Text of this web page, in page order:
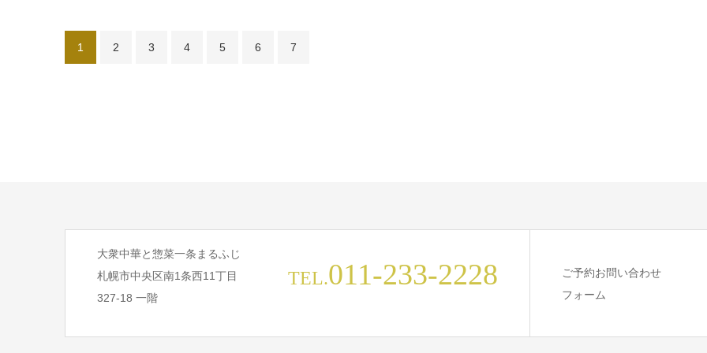
1 2 3 4 5 6 7
大衆中華と惣菜一条まるふじ
札幌市中央区南1条西11丁目
327-18 一階
TEL.011-233-2228
ご予約お問い合わせ
フォーム